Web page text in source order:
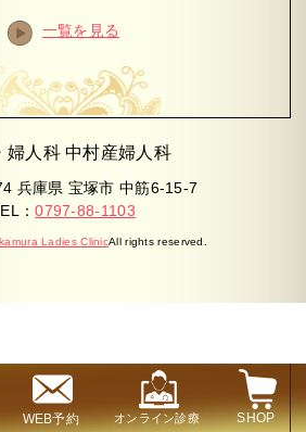
一覧を見る
WEB予約 オンライン診療 SHOP
婦人科 中村産婦人科
兵庫県 宝塚市 中筋6-15-7
：0797-88-1103
Ladies ClinicAll rights reserved.